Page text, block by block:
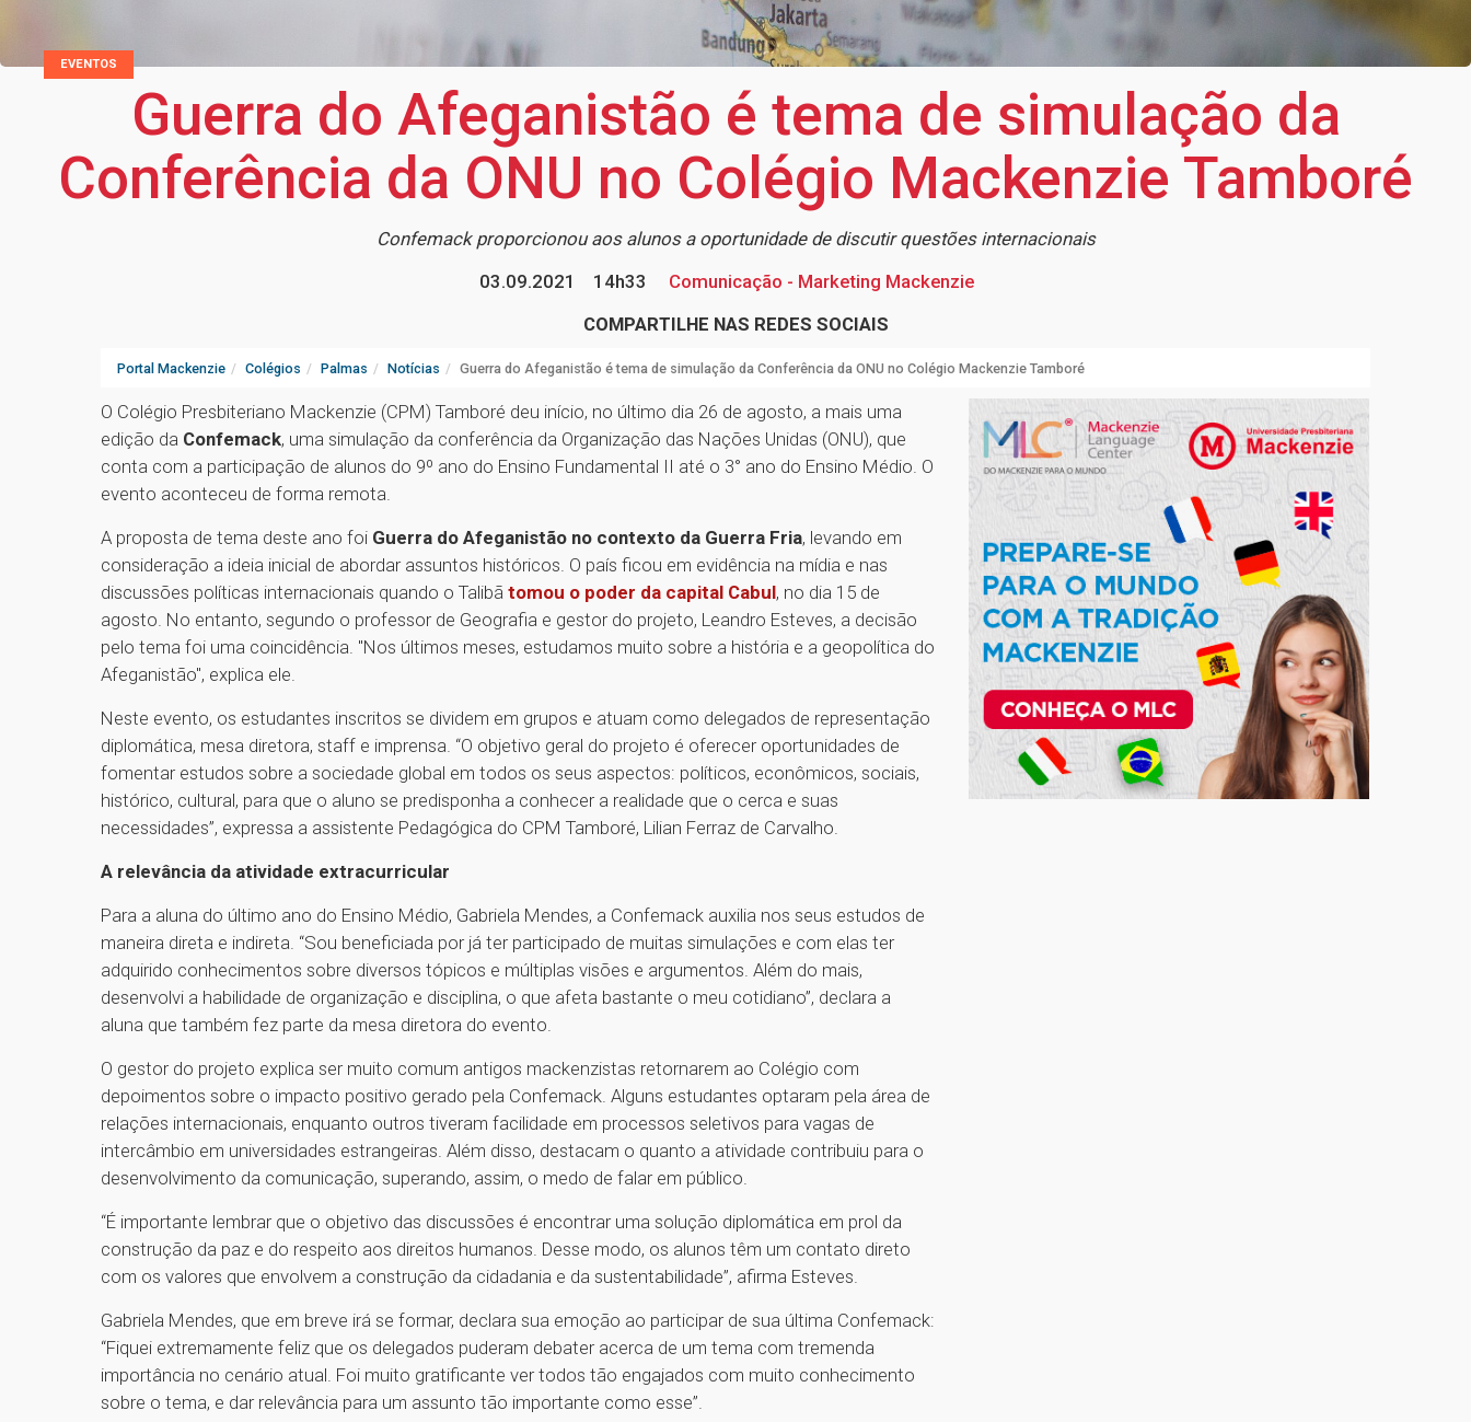
EVENTOS
Guerra do Afeganistão é tema de simulação da
Conferência da ONU no Colégio Mackenzie Tamboré
Confemack proporcionou aos alunos a oportunidade de discutir questões internacionais
03.09.2021
14h33
Comunicação - Marketing Mackenzie
COMPARTILHE NAS REDES SOCIAIS
Portal Mackenzie Colégios Palmas Notícias Guerra do Afeganistão é tema de simulação da Conferência da ONU no Colégio Mackenzie Tamboré
O Colégio Presbiteriano Mackenzie (CPM) Tamboré deu início, no último dia 26 de agosto, a mais uma
edição da Confemack, uma simulação da conferência da Organização das Nações Unidas (ONU), que
conta com a participação de alunos do 9º ano do Ensino Fundamental II até o 3° ano do Ensino Médio. O
evento aconteceu de forma remota.
A proposta de tema deste ano foi Guerra do Afeganistão no contexto da Guerra Fria, levando em
consideração a ideia inicial de abordar assuntos históricos. O país ficou em evidência na mídia e nas
discussões políticas internacionais quando o Talibã tomou o poder da capital Cabul, no dia 15 de
agosto. No entanto, segundo o professor de Geografia e gestor do projeto, Leandro Esteves, a decisão
pelo tema foi uma coincidência. "Nos últimos meses, estudamos muito sobre a história e a geopolítica do
Afeganistão", explica ele.
Neste evento, os estudantes inscritos se dividem em grupos e atuam como delegados de representação
diplomática, mesa diretora, staff e imprensa. “O objetivo geral do projeto é oferecer oportunidades de
fomentar estudos sobre a sociedade global em todos os seus aspectos: políticos, econômicos, sociais,
histórico, cultural, para que o aluno se predisponha a conhecer a realidade que o cerca e suas
necessidades”, expressa a assistente Pedagógica do CPM Tamboré, Lilian Ferraz de Carvalho.
A relevância da atividade extracurricular
Para a aluna do último ano do Ensino Médio, Gabriela Mendes, a Confemack auxilia nos seus estudos de
maneira direta e indireta. “Sou beneficiada por já ter participado de muitas simulações e com elas ter
adquirido conhecimentos sobre diversos tópicos e múltiplas visões e argumentos. Além do mais,
desenvolvi a habilidade de organização e disciplina, o que afeta bastante o meu cotidiano”, declara a
aluna que também fez parte da mesa diretora do evento.
O gestor do projeto explica ser muito comum antigos mackenzistas retornarem ao Colégio com
depoimentos sobre o impacto positivo gerado pela Confemack. Alguns estudantes optaram pela área de
relações internacionais, enquanto outros tiveram facilidade em processos seletivos para vagas de
intercâmbio em universidades estrangeiras. Além disso, destacam o quanto a atividade contribuiu para o
desenvolvimento da comunicação, superando, assim, o medo de falar em público.
“É importante lembrar que o objetivo das discussões é encontrar uma solução diplomática em prol da
construção da paz e do respeito aos direitos humanos. Desse modo, os alunos têm um contato direto
com os valores que envolvem a construção da cidadania e da sustentabilidade”, afirma Esteves.
Gabriela Mendes, que em breve irá se formar, declara sua emoção ao participar de sua última Confemack:
“Fiquei extremamente feliz que os delegados puderam debater acerca de um tema com tremenda
importância no cenário atual. Foi muito gratificante ver todos tão engajados com muito conhecimento
sobre o tema, e dar relevância para um assunto tão importante como esse”.